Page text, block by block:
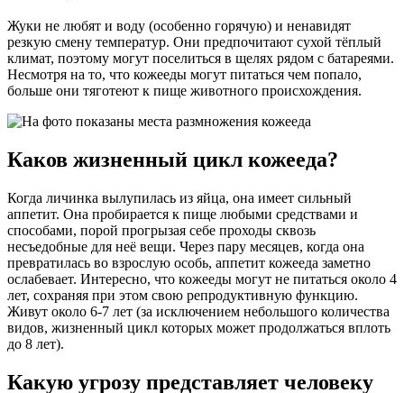
Жуки не любят и воду (особенно горячую) и ненавидят
резкую смену температур. Они предпочитают сухой тёплый
климат, поэтому могут поселиться в щелях рядом с батареями.
Несмотря на то, что кожееды могут питаться чем попало,
больше они тяготеют к пище животного происхождения.
Каков жизненный цикл кожееда?
Когда личинка вылупилась из яйца, она имеет сильный
аппетит. Она пробирается к пище любыми средствами и
способами, порой прогрызая себе проходы сквозь
несъедобные для неё вещи. Через пару месяцев, когда она
превратилась во взрослую особь, аппетит кожееда заметно
ослабевает. Интересно, что кожееды могут не питаться около 4
лет, сохраняя при этом свою репродуктивную функцию.
Живут около 6-7 лет (за исключением небольшого количества
видов, жизненный цикл которых может продолжаться вплоть
до 8 лет).
Какую угрозу представляет человеку